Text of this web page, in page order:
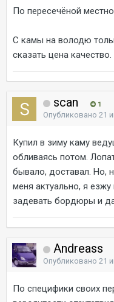
По пересечёной
С камы на володю
сказать цена качество.
scan 1
Опубликовано 21
Купил в зиму каму
обливаясь потом.
бывало, доставал. Но,
меня актуально, я
задевать бордюры и
Andreass
Опубликовано 21
По специфики своих